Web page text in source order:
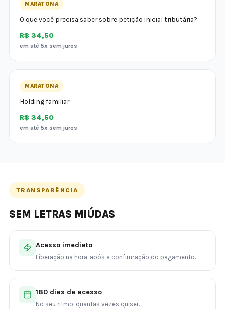
MARATONA
O que você precisa saber sobre petição inicial tributária?
R$ 34,50
em até 5x sem juros
MARATONA
Holding familiar
R$ 34,50
em até 5x sem juros
TRANSPARÊNCIA
SEM LETRAS MIÚDAS
Acesso imediato
Liberação na hora, após a confirmação do pagamento.
180 dias de acesso
No seu ritmo, quantas vezes quiser.